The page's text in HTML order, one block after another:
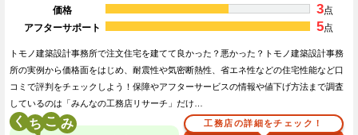
価格
3点
アフターサポート
5点
トモノ建築設計事務所で注文住宅を建てて良かった？悪かった？トモノ建築設計事務
所の実例から価格面をはじめ、耐震性や気密断熱性、省エネ性などの住宅性能など口
コミで評判をチェックしよう！保障やアフターサービスの情報や値下げ方法まで調査
しているのは「みんなの工務店リサーチ」だけ…
く こ 工務店の詳細をチェック！